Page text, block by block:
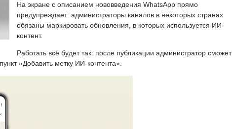
На экране с описанием нововведения WhatsApp прямо
предупреждает: администраторы каналов в некоторых странах
обязаны маркировать обновления, в которых используется ИИ-
контент.
Работать всё будет так: после публикации администратор сможет
«Добавить метку ИИ-контента».